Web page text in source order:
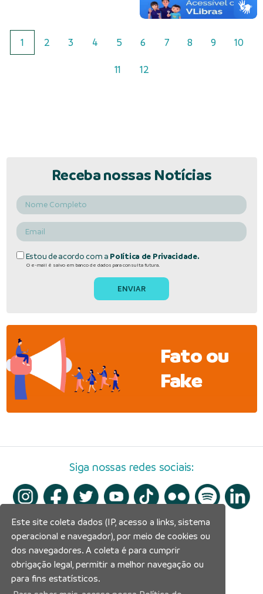
1 2 3 4 5 6 7 8 9 10
11 12
Receba nossas Notícias
Estou de acordo com a Política de Privacidade.
O e-mail é salvo em banco de dados para consulta futura.
Fato ou
Fake
Siga nossas redes sociais:
Este site coleta dados (IP, acesso a links, sistema
operacional e navegador), por meio de cookies ou
dos navegadores. A coleta é para cumprir
obrigação legal, permitir a melhor navegação ou
para fins estatísticos.